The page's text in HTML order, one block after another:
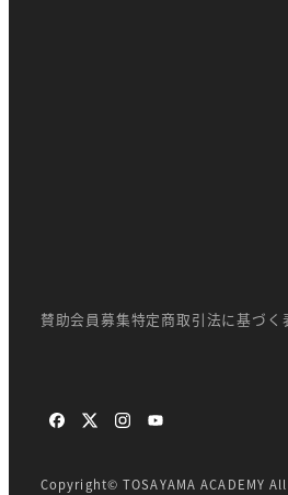
賛助会員募集特定商取引法に基づく
Copyright© TOSAYAMA ACADEMY
facebook
X
twitter
instagram
youtube